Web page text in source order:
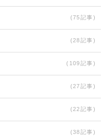
(75記事)
(28記事)
(109記事)
(27記事)
(22記事)
(38記事)